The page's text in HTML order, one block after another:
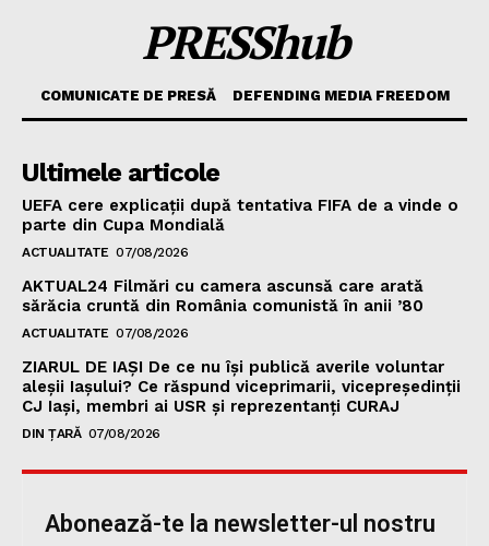
PRESShub
COMUNICATE DE PRESĂ DEFENDING MEDIA FREEDOM
Ultimele articole
UEFA cere explicații după tentativa FIFA de a vinde o
parte din Cupa Mondială
ACTUALITATE 07/08/2026
AKTUAL24 Filmări cu camera ascunsă care arată
sărăcia cruntă din România comunistă în anii ’80
ACTUALITATE 07/08/2026
ZIARUL DE IAȘI De ce nu își publică averile voluntar
aleșii Iașului? Ce răspund viceprimarii, vicepreședinții
CJ Iași, membri ai USR și reprezentanți CURAJ
DIN ȚARĂ 07/08/2026
Abonează-te la newsletter-ul nostru